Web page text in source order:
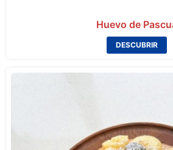
Huevo de
DESCUBRIR